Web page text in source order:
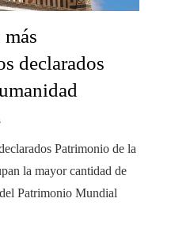
declarados
Patrimonio de la
la mayor cantidad de
Patrimonio Mundial